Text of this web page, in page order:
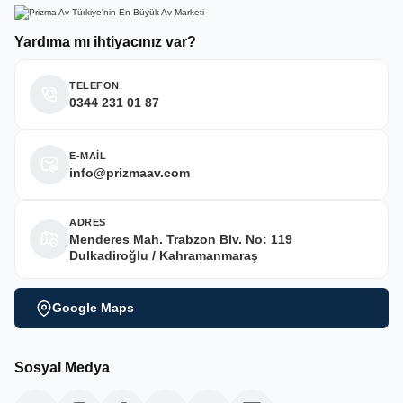
Yardıma mı ihtiyacınız var?
TELEFON
0344 231 01 87
E-MAİL
info@prizmaav.com
ADRES
Menderes Mah. Trabzon Blv. No: 119
Dulkadiroğlu / Kahramanmaraş
Google Maps
Sosyal Medya